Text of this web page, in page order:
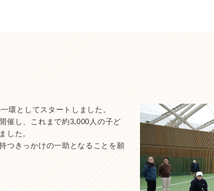
環としてスタートしました。
催し、これまで約3,000人の子ど
した。
つきっかけの一助となることを願